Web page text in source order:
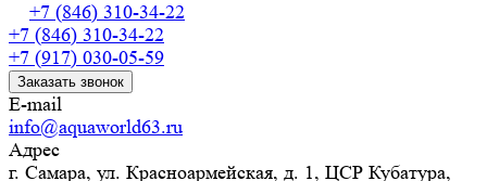
+7 (846) 310-34-22
+7 (846) 310-34-22
+7 (917) 030-05-59
Заказать звонок
E-mail
info@aquaworld63.ru
Адрес
г. Самара, ул. Красноармейская, д. 1, ЦСР Кубатура,